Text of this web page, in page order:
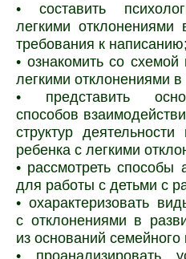
• составить
легкими отклонениями
требования к написанию;
• ознакомить со схемой
легкими отклонениями
• представить
способов
структур
ребенка с легкими
• рассмотреть способы
для работы с детьми с
• охарактеризовать
с отклонениями в
из оснований семейного